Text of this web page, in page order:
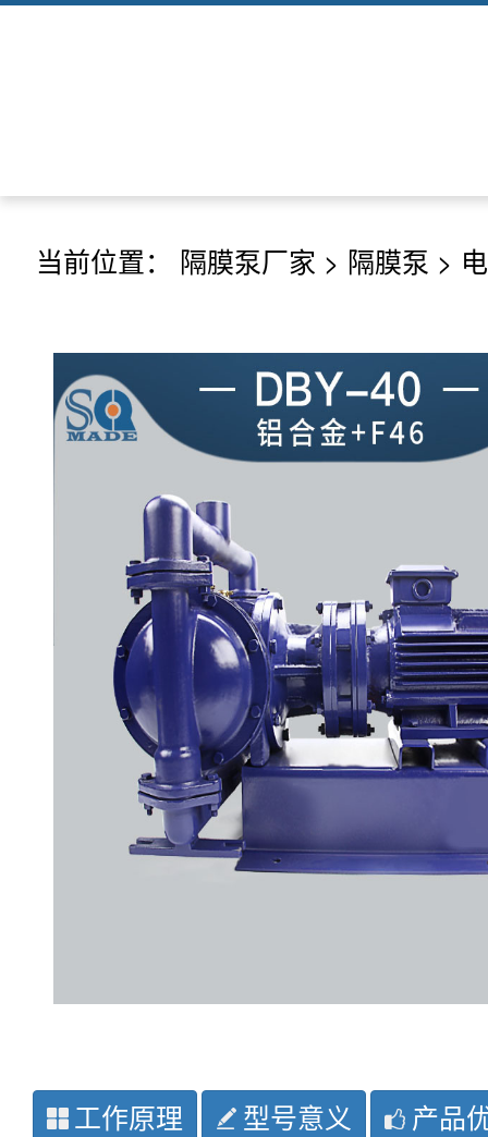
当前位置： 隔膜泵厂家 > 隔膜泵 >
工作原理 型号意义
产品